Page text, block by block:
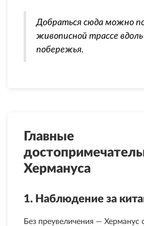
Добраться сюда можно
живописной трассе вдоль
побережья.
Главные
Хермануса
1. Наблюдение за
Без преувеличения — Херманус